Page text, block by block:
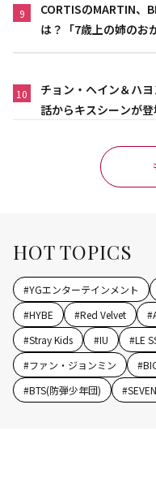
9
CORTISのMARTIN、
は？「7歳上の姉のお
10
チョン・ヘイン＆ハ
話からキスシーンが
HOT TOPICS
#YGエンターテインメント
#HYBE #Red Velvet #
#Stray Kids #IU #LE
#ファン・ジョンミン #
#BTS(防弾少年団) #